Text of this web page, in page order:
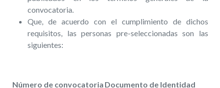
convocatoria.
Que, de acuerdo con el cumplimiento de dichos
requisitos, las personas pre-seleccionadas son las
siguientes:
Número de convocatoria Documento de Identidad